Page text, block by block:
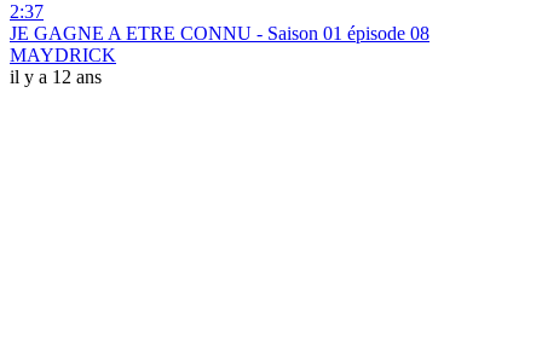
2:37
JE GAGNE A ETRE CONNU - Saison 01 épisode 08
MAYDRICK
il y a 12 ans